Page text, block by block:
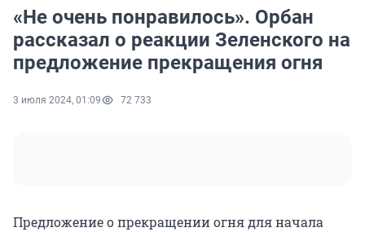
«Не очень понравилось». Орбан
рассказал о реакции Зеленского на
предложение прекращения огня
3 июля 2024, 01:09 72 733
Предложение о прекращении огня для начала